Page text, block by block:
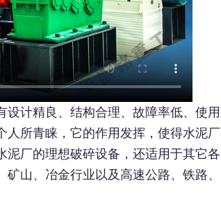
设计精良、结构合理、故障率低、使用
人所青睐，它的作用发挥，使得水泥厂
厂的理想破碎设备，还适用于其它各
山、冶金行业以及高速公路、铁路、